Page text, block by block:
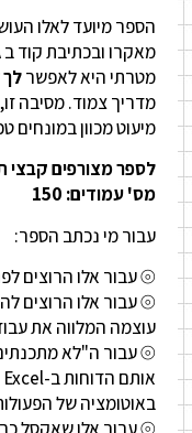
הספר מיועד לאלו
מאקרו ובכתיבת קוד ב Excel VBA.
מטרתי היא לאפשרלך
מדריך צמוד. מסיבה
מיעוט מכוון במונחים
לספר מצורפים קבצי
מס' עמודים: 150
עבור מי נכתב הספר:
⦾ עבור אלו הרוצים
עוצמה המלווה את
⦾ עבור ה"לא
באוטומציה של